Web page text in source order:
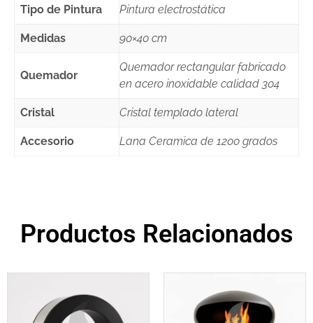
Tipo de Pintura Pintura electrostática
Medidas 90×40 cm
Quemador
Quemador rectangular fabricado
en acero inoxidable calidad 304
Cristal Cristal templado lateral
Accesorio Lana Ceramica de 1200 grados
Productos Relacionados